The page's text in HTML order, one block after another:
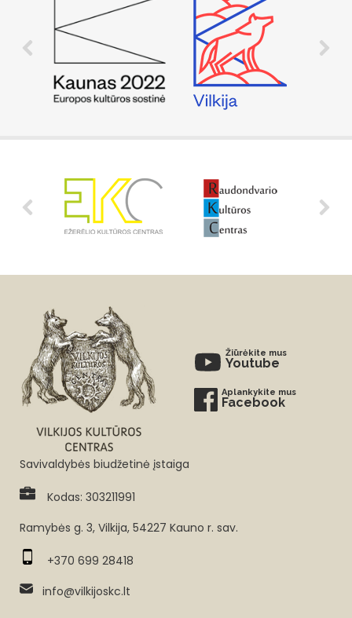
Žiūrėkite mus
Youtube
Aplankykite mus
Facebook
Savivaldybės biudžetinė įstaiga
Kodas: 303211991
Ramybės g. 3, Vilkija, 54227 Kauno r. sav.
+370 699 28418
info@vilkijoskc.lt